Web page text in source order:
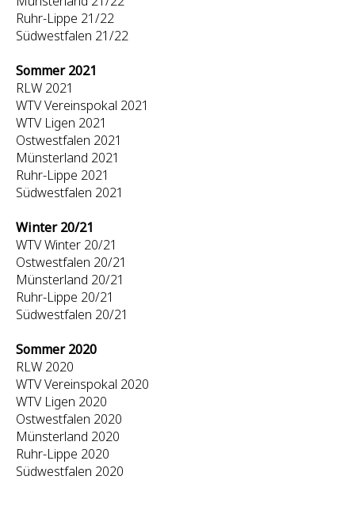
Ruhr-Lippe 21/22
Südwestfalen 21/22
Sommer 2021
RLW 2021
WTV Vereinspokal 2021
WTV Ligen 2021
Ostwestfalen 2021
Münsterland 2021
Ruhr-Lippe 2021
Südwestfalen 2021
Winter 20/21
WTV Winter 20/21
Ostwestfalen 20/21
Münsterland 20/21
Ruhr-Lippe 20/21
Südwestfalen 20/21
Sommer 2020
RLW 2020
WTV Vereinspokal 2020
WTV Ligen 2020
Ostwestfalen 2020
Münsterland 2020
Ruhr-Lippe 2020
Südwestfalen 2020